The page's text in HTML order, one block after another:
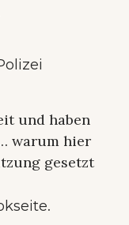
und haben
warum hier
gesetzt
.